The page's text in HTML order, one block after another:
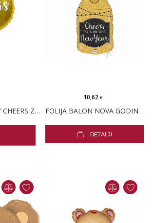
FOLIJA BALON 18" CHEERS ZLATNI FOLIJA BALON NOVA GODINA ŠAMPANJAC
10,62€
DETALJI